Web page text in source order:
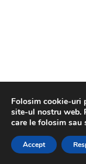
Folosim cookie-uri
site-ul nostru web.
care le folosim sau
Accept